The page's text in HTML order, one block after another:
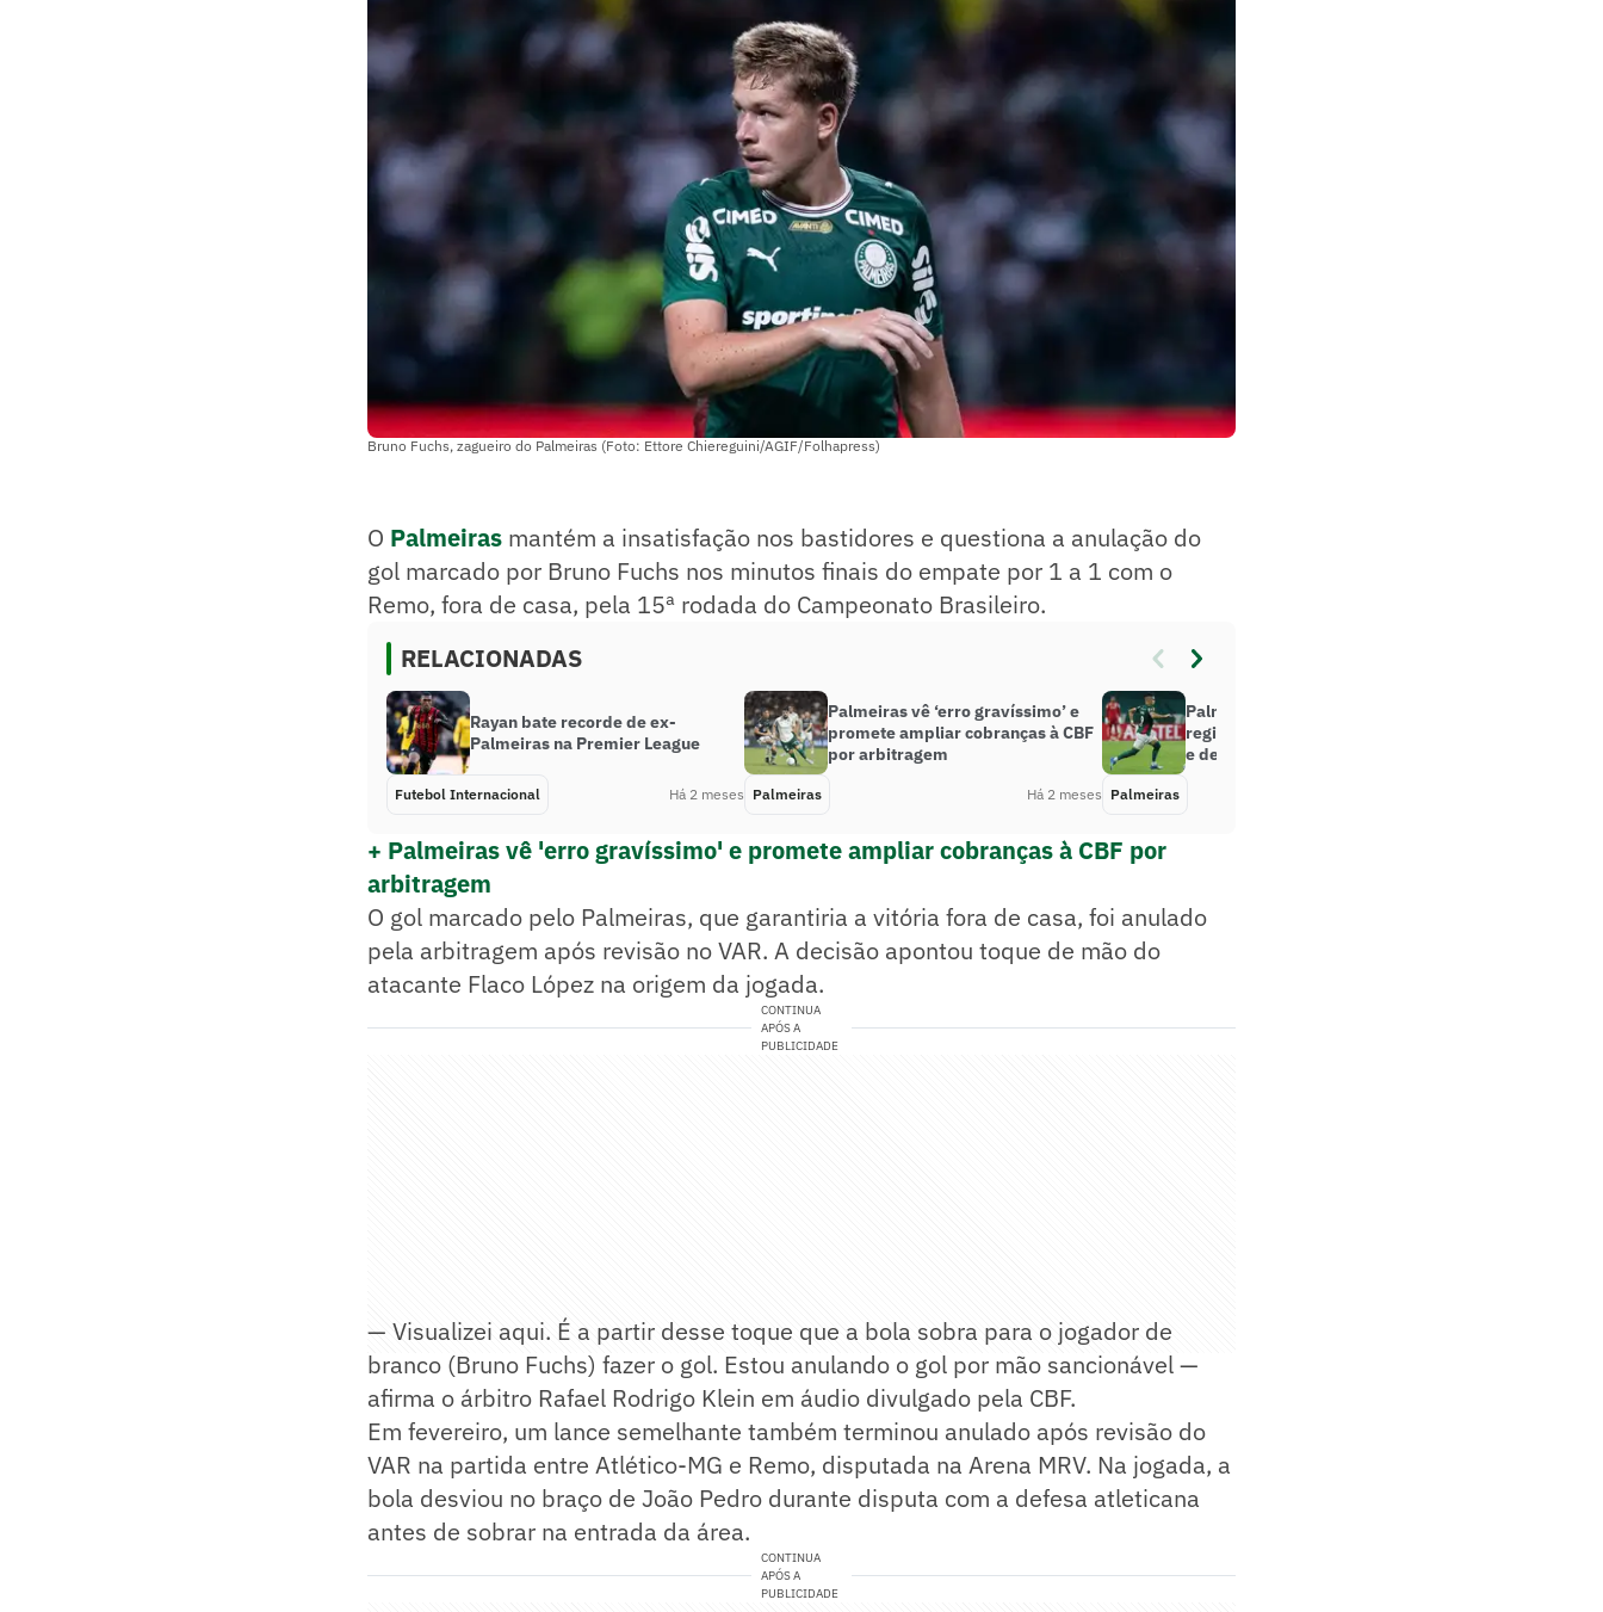
Bruno Fuchs, zagueiro do Palmeiras (Foto: Ettore Chiereguini/AGIF/Folhapress)
O Palmeiras mantém a insatisfação nos bastidores e questiona a anulação do
gol marcado por Bruno Fuchs nos minutos finais do empate por 1 a 1 com o
Remo, fora de casa, pela 15ª rodada do Campeonato Brasileiro.
RELACIONADAS
Rayan bate recorde de ex-
Palmeiras na Premier League
Futebol Internacional Há 2 meses
Palmeiras vê ‘erro gravíssimo’ e
promete ampliar cobranças à CBF
por arbitragem
Palmeiras Há 2 meses
Palmeiras confirma trauma na
região lombar de Andreas Pereira
e descarta cirurgia
Palmeiras
+ Palmeiras vê 'erro gravíssimo' e promete ampliar cobranças à CBF por
arbitragem
O gol marcado pelo Palmeiras, que garantiria a vitória fora de casa, foi anulado
pela arbitragem após revisão no VAR. A decisão apontou toque de mão do
atacante Flaco López na origem da jogada.
CONTINUA
APÓS A
PUBLICIDADE
— Visualizei aqui. É a partir desse toque que a bola sobra para o jogador de
branco (Bruno Fuchs) fazer o gol. Estou anulando o gol por mão sancionável —
afirma o árbitro Rafael Rodrigo Klein em áudio divulgado pela CBF.
Em fevereiro, um lance semelhante também terminou anulado após revisão do
VAR na partida entre Atlético-MG e Remo, disputada na Arena MRV. Na jogada, a
bola desviou no braço de João Pedro durante disputa com a defesa atleticana
antes de sobrar na entrada da área.
CONTINUA
APÓS A
PUBLICIDADE